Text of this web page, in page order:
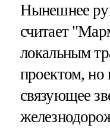
Нынешнее
считает
локальным
проектом, но
связующее